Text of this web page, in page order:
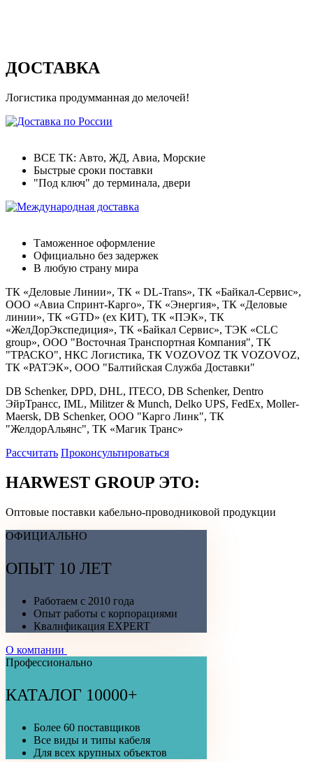
ДОСТАВКА
Логистика продумманная до мелочей!
ВСЕ ТК: Авто, ЖД, Авиа, Морские
Быстрые сроки поставки
"Под ключ" до терминала, двери
Таможенное оформление
Официально без задержек
В любую страну мира
ТК «Деловые Линии», ТК « DL-Trans», ТК «Байкал-Сервис»,
ООО «Авиа Спринт-Карго», ТК «Энергия», ТК «Деловые
линии», ТК «GTD» (ex КИТ), ТК «ПЭК», ТК
«ЖелДорЭкспедиция», ТК «Байкал Сервис», ТЭК «CLC
group», OOO "Восточная Транспортная Компания", ТК
"ТРАСКО", НКС Логистика, ТК VOZOVOZ ТК VOZOVOZ,
ТК «РАТЭК», ООО "Балтийская Служба Доставки"
DB Schenker, DPD, DHL, ITECO, DB Schenker, Dentro
ЭйрТрансс, IML, Militzer & Munch, Delko UPS, FedEx, Moller-
Maersk, DB Schenker, ООО "Карго Линк", ТК
"ЖелдорАльянс", ТК «Магик Транс»
Рассчитать Проконсультироваться
HARWEST GROUP ЭТО:
Оптовые поставки кабельно-проводниковой продукции
ОФИЦИАЛЬНО
ОПЫТ 10 ЛЕТ
Работаем с 2010 года
Опыт работы с корпорациями
Квалификация EXPERT
О компании
Профессионально
КАТАЛОГ 10000+
Более 60 поставщиков
Все виды и типы кабеля
Для всех крупных объектов